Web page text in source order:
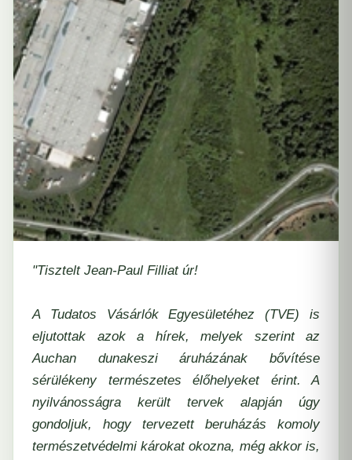
"Tisztelt Jean-Paul Filliat úr!
A Tudatos Vásárlók Egyesületéhez (TVE) is
eljutottak azok a hírek, melyek szerint az
Auchan dunakeszi áruházának bővítése
sérülékeny természetes élőhelyeket érint. A
nyilvánosságra került tervek alapján úgy
gondoljuk, hogy tervezett beruházás komoly
természetvédelmi károkat okozna, még akkor is,